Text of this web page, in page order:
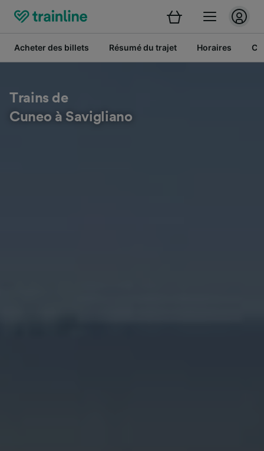
Acheter des billets Résumé du trajet Horaires
Trains de
Cuneo à Savigliano